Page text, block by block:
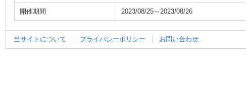
開催期間 2023/08/25～2023/08/26
当サイトについて プライバシーポリシー お問い合わせ